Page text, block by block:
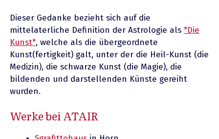
Dieser Gedanke bezieht sich auf die
mittelaterliche Definition der Astrologie als *Die
Kunst*, welche als die übergeordnete
Kunst(fertigkeit) galt, unter der die Heil-Kunst (die
Medizin), die schwarze Kunst (die Magie), die
bildenden und darstellenden Künste gereiht
wurden.
Werke bei ATAIR